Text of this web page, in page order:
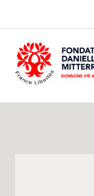
MAIN
CONTENT